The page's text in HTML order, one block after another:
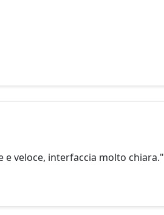
veloce, interfaccia molto chiara."